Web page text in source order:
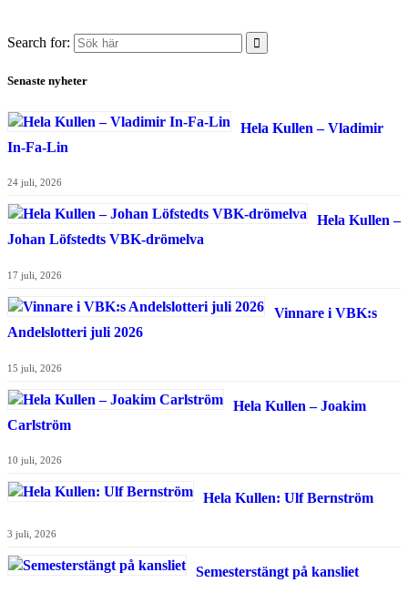
Search for:
Senaste nyheter
Hela Kullen – Vladimir
In-Fa-Lin
24 juli, 2026
Hela Kullen –
Johan Löfstedts VBK-drömelva
17 juli, 2026
Vinnare i VBK:s
Andelslotteri juli 2026
15 juli, 2026
Hela Kullen – Joakim
Carlström
10 juli, 2026
Hela Kullen: Ulf Bernström
3 juli, 2026
Semesterstängt på kansliet